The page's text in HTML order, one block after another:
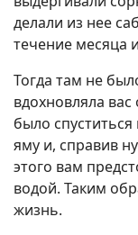
делали из нее
течение месяца
Тогда там не
вдохновляла
было
яму и, справив
этого вам
водой. Таким
жизнь.